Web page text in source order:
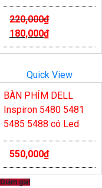
220,000₫
180,000₫
Quick View
BÀN PHÍM DELL
Inspiron 5480 5481
5485 5488 có Led
550,000₫
Giảm giá!